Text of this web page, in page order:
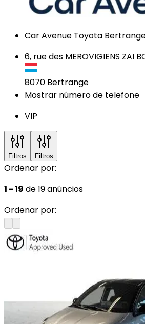
Car Avenue Toyota
6, rue des MEROVIGIENS ZAI
8070 Bertrange
Mostrar número de telefone
VIP
Filtros Filtros
Ordenar por:
1 - 19 de 19 anúncios
Ordenar por: